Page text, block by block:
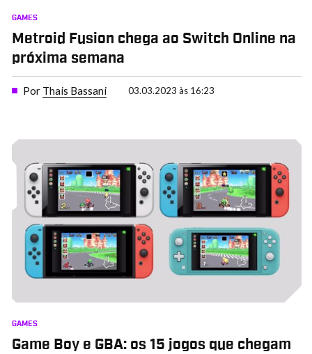
GAMES
Metroid Fusion chega ao Switch Online na
próxima semana
Por Thais Bassani 03.03.2023 às 16:23
GAMES
Game Boy e GBA: os 15 jogos que chegam